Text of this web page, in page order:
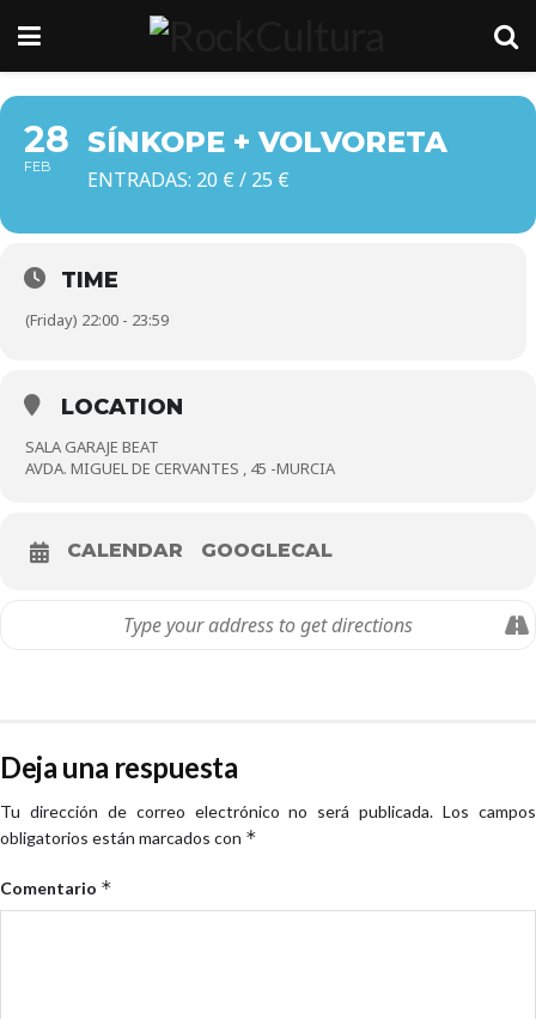
28
FEB
SÍNKOPE + VOLVORETA
ENTRADAS: 20 € / 25 €
TIME
(Friday) 22:00 - 23:59
LOCATION
SALA GARAJE BEAT
AVDA. MIGUEL DE CERVANTES , 45 -MURCIA
CALENDAR GOOGLECAL
Deja una respuesta
Tu dirección de correo electrónico no será publicada. Los campos
obligatorios están marcados con *
Comentario *